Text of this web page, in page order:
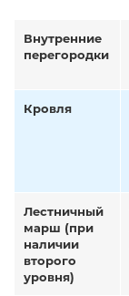
Внутренние
перегородки
Кровля
Лестничный
марш (при
наличии
второго
уровня)